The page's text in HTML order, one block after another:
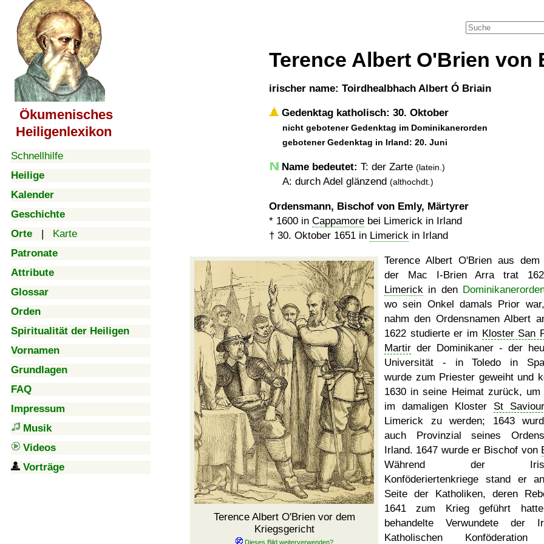
Ökumenisches
Heiligenlexikon
Schnellhilfe
Heilige
Kalender
Geschichte
Orte | Karte
Patronate
Attribute
Glossar
Orden
Spiritualität der Heiligen
Vornamen
Grundlagen
FAQ
Impressum
Musik
Videos
Vorträge
Terence Albert O'Brien von
irischer name: Toirdhealbhach Albert Ó Briain
Gedenktag katholisch: 30. Oktober
nicht gebotener Gedenktag im Dominikanerorden
gebotener Gedenktag in Irland: 20. Juni
Name bedeutet: T: der Zarte (latein.)
A: durch Adel glänzend (althochdt.)
Ordensmann, Bischof von Emly, Märtyrer
* 1600 in Cappamore bei Limerick in Irland
† 30. Oktober 1651 in Limerick in Irland
Terence Albert O'Brien vor dem
Kriegsgericht
Terence Albert O'Brien aus dem
der Mac I-Brien Arra trat
Limerick in den
wo sein Onkel damals Prior
nahm den Ordensnamen Albert
1622 studierte er im Kloster San
Martir der Dominikaner - der
Universität - in Toledo in
wurde zum Priester geweiht und
1630 in seine Heimat zurück, um
im damaligen Kloster St
Limerick zu werden; 1643
auch Provinzial seines
Irland. 1647 wurde er Bischof von
Während der
Konföderiertenkriege stand er
Seite der Katholiken, deren
1641 zum Krieg geführt
behandelte Verwundete der
Katholischen Konföderation